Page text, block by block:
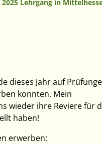
2025 Lehrgang in
dieses Jahr auf
konnten. Mein
wieder ihre Reviere für
haben!
erwerben: